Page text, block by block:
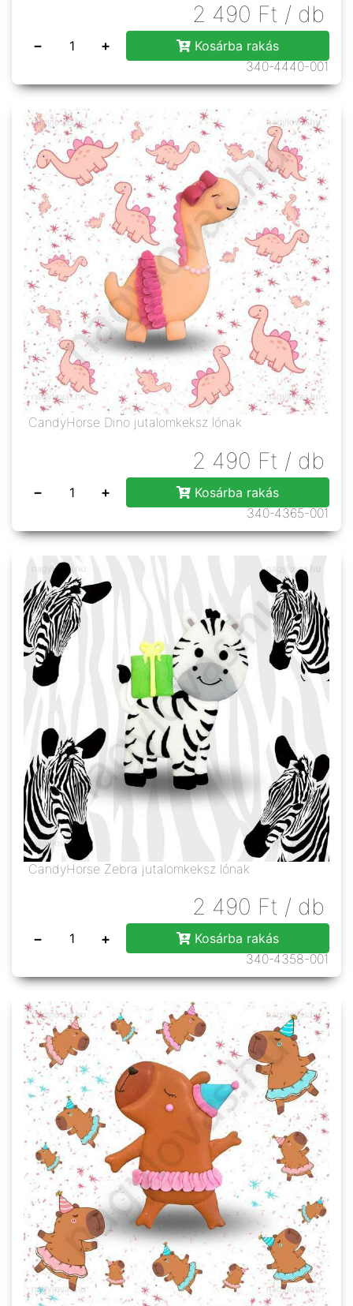
2 490 Ft / db
− +
Kosárba rakás
340-4440-001
CandyHorse Dino jutalomkeksz lónak
2 490 Ft / db
− +
Kosárba rakás
340-4365-001
CandyHorse Zebra jutalomkeksz lónak
2 490 Ft / db
− +
Kosárba rakás
340-4358-001